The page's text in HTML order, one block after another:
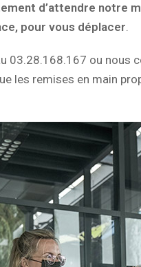
d’attendre notre
pour vous déplacer.
03.28.168.167 ou nous
les remises en main